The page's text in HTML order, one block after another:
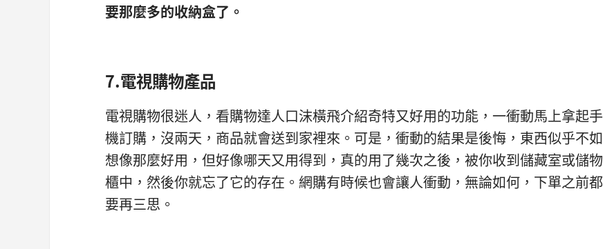
要那麼多的收納盒了。
7.電視購物產品
電視購物很迷人，看購物達人口沫橫飛介紹奇特又好用的功能，一衝動馬上拿起手
機訂購，沒兩天，商品就會送到家裡來。可是，衝動的結果是後悔，東西似乎不如
想像那麼好用，但好像哪天又用得到，真的用了幾次之後，被你收到儲藏室或儲物
櫃中，然後你就忘了它的存在。網購有時候也會讓人衝動，無論如何，下單之前都
要再三思。